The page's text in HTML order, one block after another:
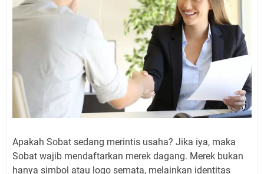
Apakah Sobat sedang merintis usaha? Jika iya, maka
Sobat wajib mendaftarkan merek dagang. Merek bukan
hanya simbol atau logo semata, melainkan identitas